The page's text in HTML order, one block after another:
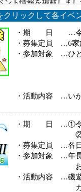
して各イベント
・期 日 …令和
・募集定員 …6家
・参加対象 …ひ
・活動内容 …い
・期 日 …①令和
②令和8年
・募集定員 …各
・参加対象 …年
および
・活動内容 …磯
カヌー